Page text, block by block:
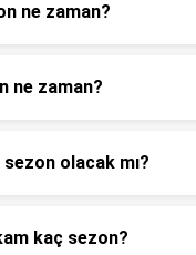
ne zaman?
ne zaman?
olacak mı?
kaç sezon?